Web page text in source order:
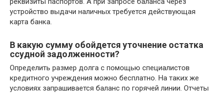
устройство выдачи наличных требуется действующая
карта банка.
В какую сумму обойдется уточнение остатка
ссудной задолженности?
Определить размер долга с помощью специалистов
кредитного учреждения можно бесплатно. На таких же
условиях запрашивается баланс по горячей линии. Отчеты